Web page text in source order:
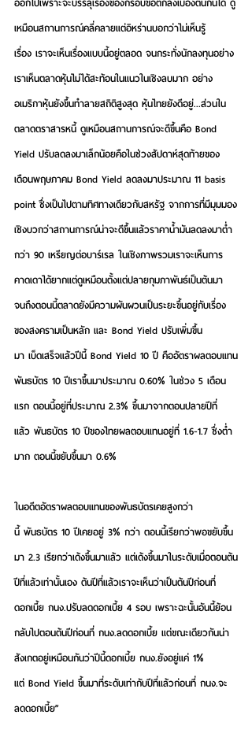
เหมือนสถานการณ์คลี่คลายแต่อิหร่านบอกว่าไม่เห็นรู้
เรื่อง เราจะเห็นเรื่องแบบนี้อยู่ตลอด จนกระทั่งนักลงทุนอย่าง
เราเห็นตลาดหุ้นไม่ได้สะท้อนในแนวในเชิงลบมาก อย่าง
อเมริกาหุ้นยังขึ้นทำลายสถิติสูงสุด หุ้นไทยยังดีอยู่...ส่วนใน
ตลาดตราสารหนี้ ดูเหมือนสถานการณ์จะดีขึ้นคือ Bond
Yield ปรับลดลงมาเล็กน้อยคือในช่วงสัปดาห์สุดท้ายของ
เดือนพฤษภาคม Bond Yield ลดลงมาประมาณ 11 basis
point ซึ่งเป็นไปตามทิศทางเดียวกับสหรัฐ จากการที่มีมุมมอง
เชิงบวกว่าสถานการณ์น่าจะดีขึ้นแล้วราคาน้ำมันลดลงมาต่ำ
กว่า 90 เหรียญต่อบาร์เรล ในเชิงภาพรวมเราจะเห็นการ
คาดเดาได้ยากแต่ดูเหมือนตั้งแต่ปลายกุมภาพันธ์เป็นต้นมา
จนถึงตอนนี้ตลาดยังมีความผันผวนเป็นระยะขึ้นอยู่กับเรื่อง
ของสงครามเป็นหลัก และ Bond Yield ปรับเพิ่มขึ้น
มา เบ็ดเสร็จแล้วปีนี้ Bond Yield 10 ปี คืออัตราผลตอบแทน
พันธบัตร 10 ปีเราขึ้นมาประมาณ 0.60% ในช่วง 5 เดือน
แรก ตอนนี้อยู่ที่ประมาณ 2.3% ขึ้นมาจากตอนปลายปีที่
แล้ว พันธบัตร 10 ปีของไทยผลตอบแทนอยู่ที่ 1.6-1.7 ซึ่งต่ำ
มาก ตอนนี้ขยับขึ้นมา 0.6%
ในอดีตอัตราผลตอบแทนของพันธบัตรเคยสูงกว่า
นี้ พันธบัตร 10 ปีเคยอยู่ 3% กว่า ตอนนี้เรียกว่าพอขยับขึ้น
มา 2.3 เรียกว่าเด้งขึ้นมาแล้ว แต่เด้งขึ้นมาในระดับเมื่อตอนต้น
ปีที่แล้วเท่านั้นเอง ต้นปีที่แล้วเราจะเห็นว่าเป็นต้นปีก่อนที่
ดอกเบี้ย กนง.ปรับลดดอกเบี้ย 4 รอบ เพราะฉะนั้นอันนี้ย้อน
กลับไปตอนต้นปีก่อนที่ กนง.ลดดอกเบี้ย แต่ขณะเดียวกันน่า
สังเกตอยู่เหมือนกันว่าปีนี้ดอกเบี้ย กนง.ยังอยู่แค่ 1%
แต่ Bond Yield ขึ้นมาที่ระดับเท่ากับปีที่แล้วก่อนที่ กนง.จะ
ลดดอกเบี้ย”